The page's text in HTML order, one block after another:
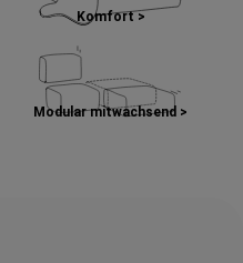
Komfort >
Modular mitwachsend >